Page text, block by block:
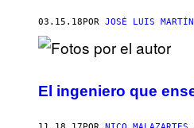
03.15.18 POR JOSÉ LUIS
El ingeniero que